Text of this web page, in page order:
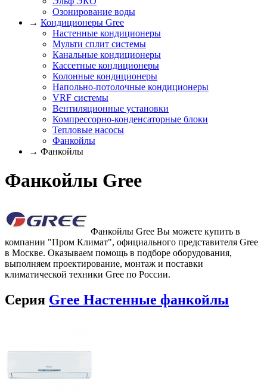
Озонирование воды
→ Кондиционеры Gree
Настенные кондиционеры
Мульти сплит системы
Канальные кондиционеры
Кассетные кондиционеры
Колонные кондиционеры
Напольно-потолочные кондиционеры
VRF системы
Вентиляционные установки
Компрессорно-конденсаторные блоки
Тепловые насосы
Фанкойлы
→ Фанкойлы
Фанкойлы Gree
Фанкойлы Gree Вы можете купить в
компании "Пром Климат", официального представителя Gree
в Москве. Оказываем помощь в подборе оборудования,
выполняем проектирование, монтаж и поставки
климатической техники Gree по России.
Серия Gree Настенные фанкойлы